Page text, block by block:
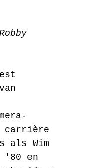
carrière
als Wim
'80 en